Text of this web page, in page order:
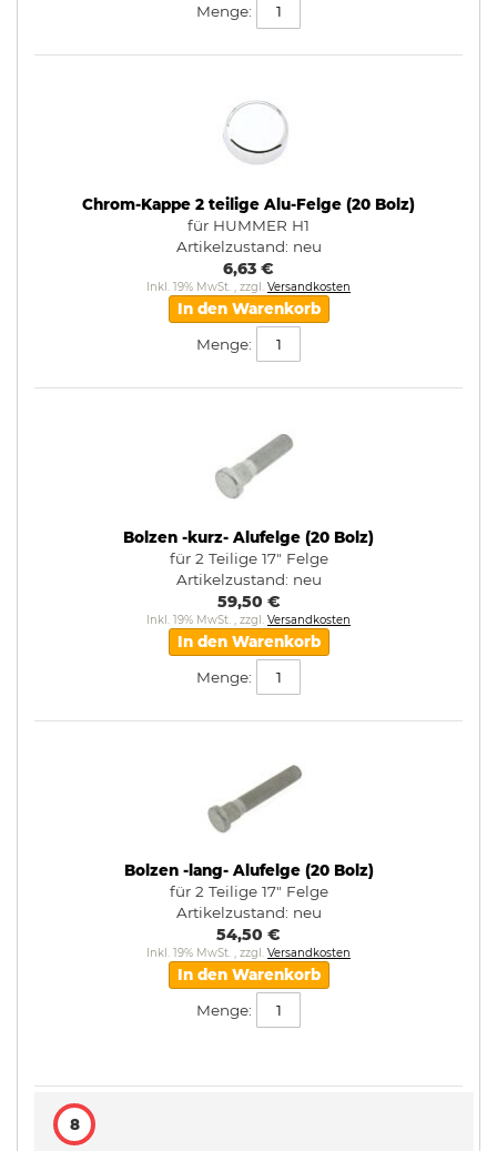
Menge:
Chrom-Kappe 2 teilige Alu-Felge (20 Bolz)
für HUMMER H1
Artikelzustand: neu
6,63 €
Inkl. 19% MwSt. , zzgl. Versandkosten
In den Warenkorb
Menge:
Bolzen -kurz- Alufelge (20 Bolz)
für 2 Teilige 17" Felge
Artikelzustand: neu
59,50 €
Inkl. 19% MwSt. , zzgl. Versandkosten
In den Warenkorb
Menge:
Bolzen -lang- Alufelge (20 Bolz)
für 2 Teilige 17" Felge
Artikelzustand: neu
54,50 €
Inkl. 19% MwSt. , zzgl. Versandkosten
In den Warenkorb
Menge:
8